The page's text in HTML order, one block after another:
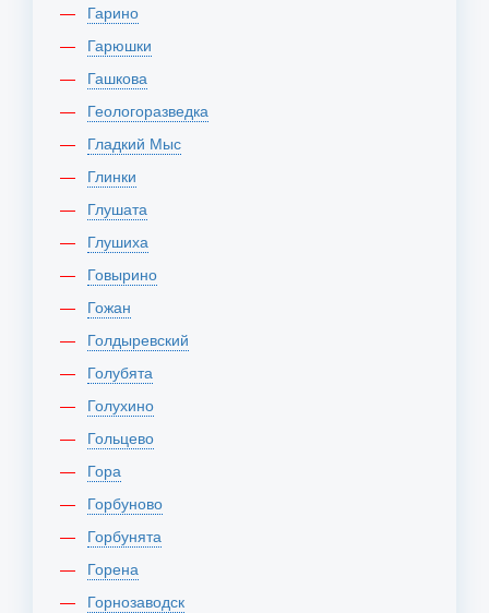
Гарино
Гарюшки
Гашкова
Геологоразведка
Гладкий Мыс
Глинки
Глушата
Глушиха
Говырино
Гожан
Голдыревский
Голубята
Голухино
Гольцево
Гора
Горбуново
Горбунята
Горена
Горнозаводск